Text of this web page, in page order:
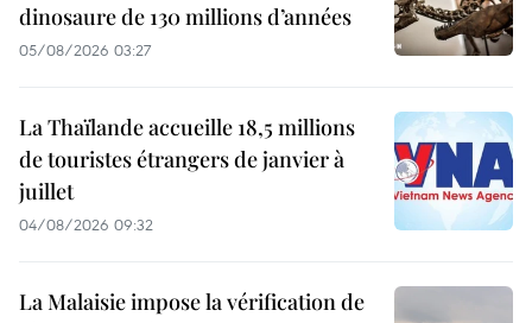
dinosaure de 130 millions d’années
05/08/2026 03:27
La Thaïlande accueille 18,5 millions
de touristes étrangers de janvier à
juillet
04/08/2026 09:32
La Malaisie impose la vérification de